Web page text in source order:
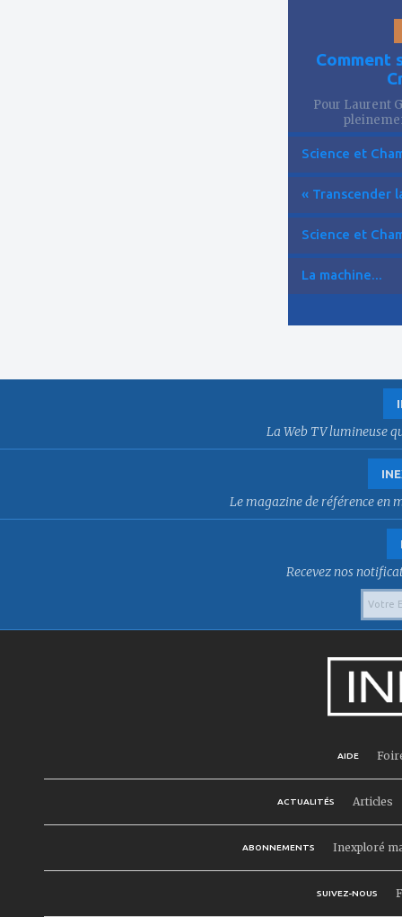
Comment
Pour Laurent
Science et
« Transcender
Science et
La machine...
La Web TV lumineuse
Le magazine de référence en
Recevez nos
AIDE
ACTUALITÉS Articles
ABONNEMENTS Inexploré
SUIVEZ-NOUS